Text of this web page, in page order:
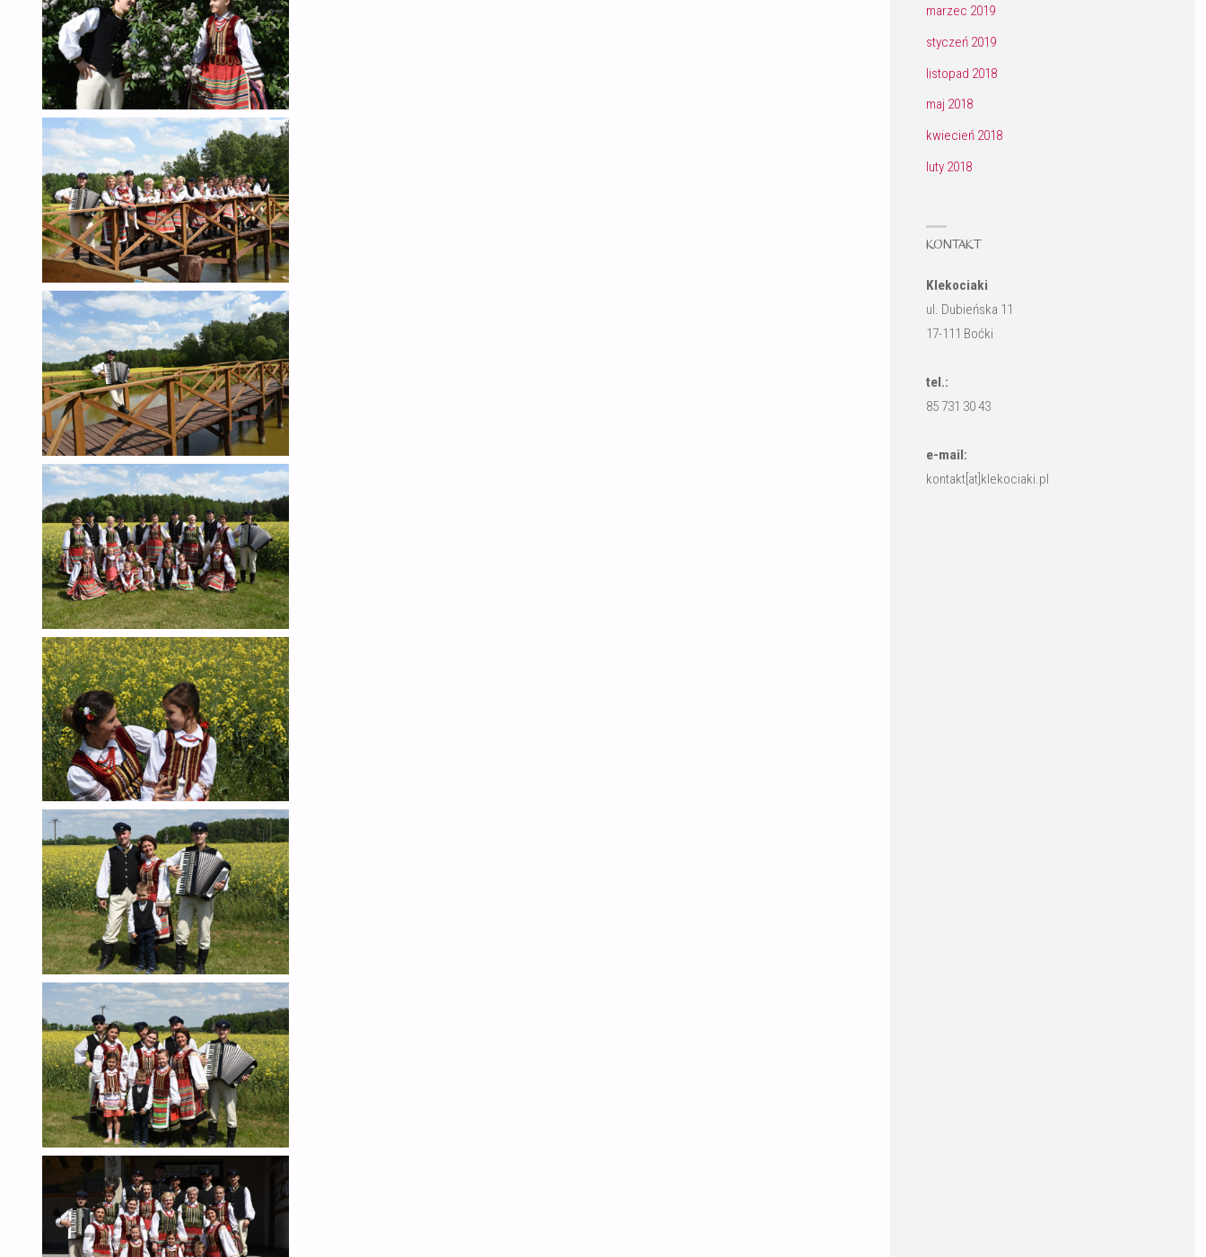
marzec 2019
styczeń 2019
listopad 2018
maj 2018
kwiecień 2018
luty 2018
KONTAKT
Klekociaki
ul. Dubieńska 11
17-111 Boćki
tel.:
85 731 30 43
e-mail:
kontakt[at]klekociaki.pl